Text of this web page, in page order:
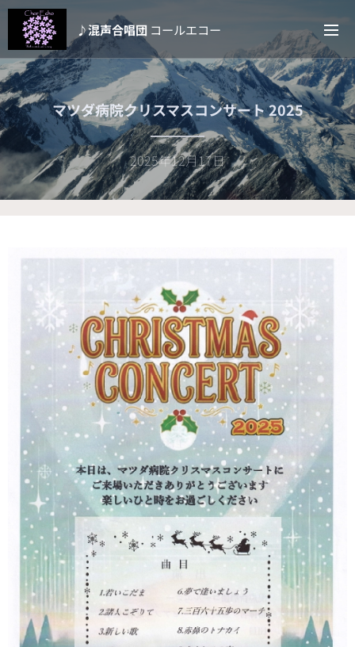
♪混声合唱団 コールエコー
マツダ病院クリスマスコンサート 2025
2025年12月17日